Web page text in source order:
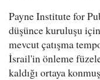
Payne Institute for
düşünce kuruluşu
mevcut çatışma
İsrail'in önleme
kaldığı ortaya